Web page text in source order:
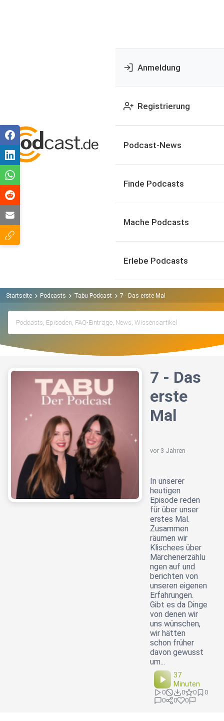
Anmeldung
Registrierung
Podcast-News
Finde Podcasts
Mache Podcasts
Erlebe Podcasts
Startseite Podcasts Tabu Podcast 7 - Das erste Mal
7 - Das
erste
Mal
vor 3 Jahren
In unserer
heutigen
Episode reden
für über unser
erstes Mal.
Zusammen
räumen wir
Klischees über
Märchenerzählu
ngen auf und
berichten von
unseren eigenen
Erfahrungen.
Gibt es da Dinge
von denen wir
uns wünschen,
wir hätten
schon früher
davon gewusst
um...
37
Minuten
0 0 0
0
0
0 0